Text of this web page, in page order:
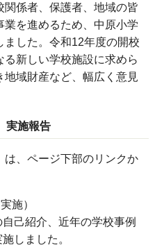
係者、保護者、地域の皆
を進めるため、中原小学
した。令和12年度の開校
新しい学校施設に求めら
域財産など、幅広く意見
実施報告
、ページ下部のリンクか
施）
己紹介、近年の学校事例
しました。